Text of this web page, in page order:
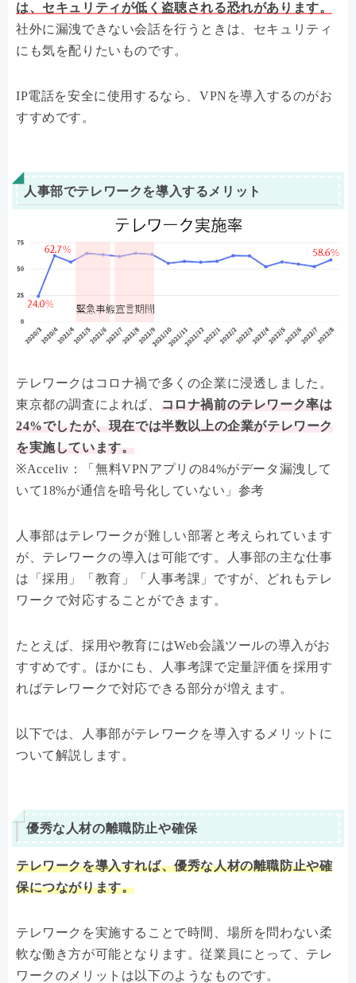
は、セキュリティが低く盗聴される恐れがあります。
社外に漏洩できない会話を行うときは、セキュリティ
にも気を配りたいものです。
IP電話を安全に使用するなら、VPNを導入するのがお
すすめです。
人事部でテレワークを導入するメリット
テレワークはコロナ禍で多くの企業に浸透しました。
東京都の調査によれば、
コロナ禍前のテレワーク率は
24%でしたが、現在では半数以上の企業がテレワーク
を実施しています。
※Acceliv：「無料VPNアプリの84%がデータ漏洩して
いて18%が通信を暗号化していない」参考
人事部はテレワークが難しい部署と考えられています
が、テレワークの導入は可能です。人事部の主な仕事
は「採用」「教育」「人事考課」ですが、どれもテレ
ワークで対応することができます。
たとえば、採用や教育にはWeb会議ツールの導入がお
すすめです。ほかにも、人事考課で定量評価を採用す
ればテレワークで対応できる部分が増えます。
以下では、人事部がテレワークを導入するメリットに
ついて解説します。
優秀な人材の離職防止や確保
テレワークを導入すれば、優秀な人材の離職防止や確
保につながります。
テレワークを実施することで時間、場所を問わない柔
軟な働き方が可能となります。従業員にとって、テレ
ワークのメリットは以下のようなものです。